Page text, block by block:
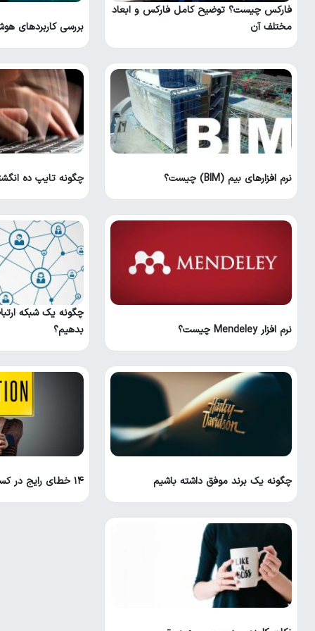
فارکس چیست؟ توضیح کامل فارکس و ابعاد
مختلف آن
بررسی کاربردهای
نرم افزارهای بیم (BIM) چیست؟ چگونه تایپ ده
نرم افزار Mendeley چیست؟
چگونه یک شبکه
بدهیم؟
چگونه یک برند موفق داشته باشیم ۱۴ خطای رایج در کسب و کارهای نوپا